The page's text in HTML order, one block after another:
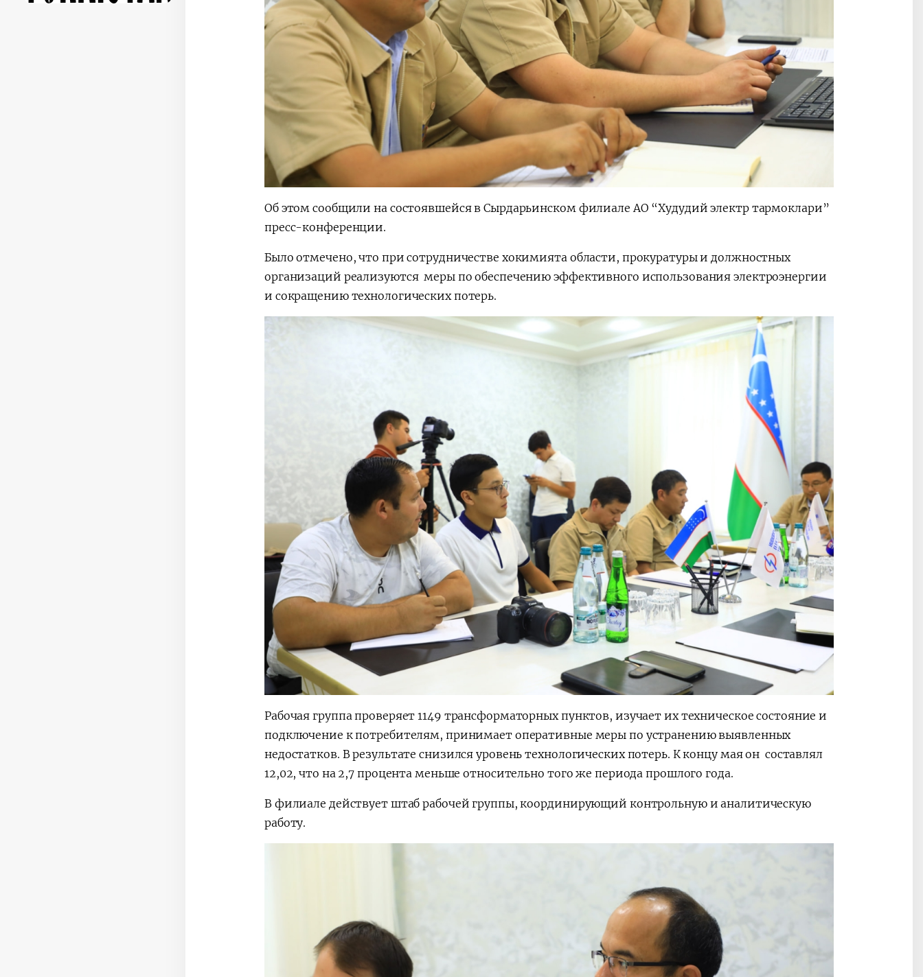
Об этом сообщили на состоявшейся в Сырдарьинском филиале АО “Худудий электр тармоклари”
пресс-конференции.
Было отмечено, что при сотрудничестве хокимията области, прокуратуры и должностных
организаций реализуются меры по обеспечению эффективного использования электроэнергии
и сокращению технологических потерь.
Рабочая группа проверяет 1149 трансформаторных пунктов, изучает их техническое состояние и
подключение к потребителям, принимает оперативные меры по устранению выявленных
недостатков. В результате снизился уровень технологических потерь. К концу мая он составлял
12,02, что на 2,7 процента меньше относительно того же периода прошлого года.
В филиале действует штаб рабочей группы, координирующий контрольную и аналитическую
работу.